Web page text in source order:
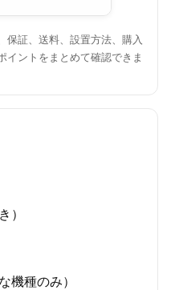
保証、送料、設置方法、購入
イントをまとめて確認できま
）
機種のみ）